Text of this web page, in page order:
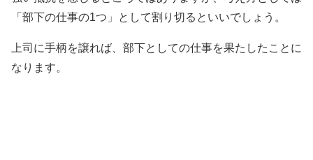
「部下の仕事の1つ」として割り切るといいでしょう。
上司に手柄を譲れば、部下としての仕事を果たしたことに
なります。